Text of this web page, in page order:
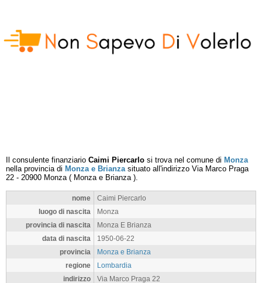
Il consulente finanziario Caimi Piercarlo si trova nel comune di Monza
nella provincia di Monza e Brianzasituato all'indirizzo Via Marco Praga
22 - 20900 Monza( Monza e Brianza).
nome
Caimi Piercarlo
luogo di nascita
Monza
provincia di nascita
Monza E Brianza
data di nascita
1950-06-22
provincia
Monza e Brianza
regione
Lombardia
indirizzo
Via Marco Praga 22